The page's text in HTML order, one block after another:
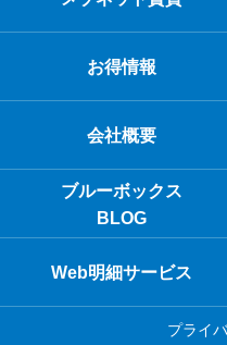
お得情報
会社概要
ブルーボックス
BLOG
Web明細サービス
プライ